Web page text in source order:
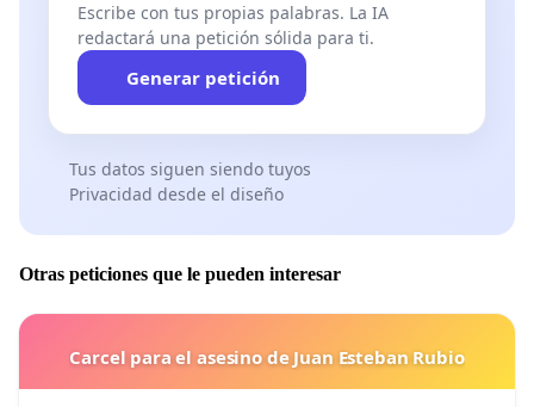
Escribe con tus propias palabras. La IA
redactará una petición sólida para ti.
Generar petición
Tus datos siguen siendo tuyos
Privacidad desde el diseño
Otras peticiones que le pueden interesar
Carcel para el asesino de Juan Esteban Rubio